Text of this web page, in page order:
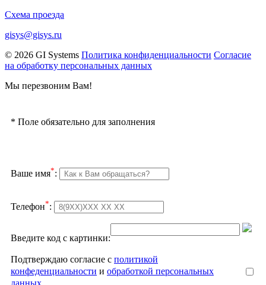
Схема проезда
gisys@gisys.ru
© 2026 GI Systems Политика конфиденциальности Согласие
на обработку персональных данных
Мы перезвоним Вам!
* Поле обязательно для заполнения
Ваше имя*:
Телефон*:
Введите код с картинки:
Подтверждаю согласие с политикой
конфеденциальности и обработкой персональных